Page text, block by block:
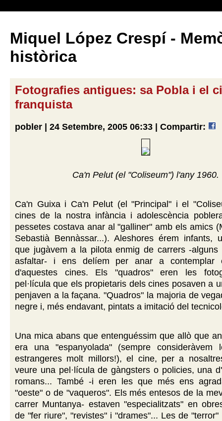
Miquel López Crespí -
històrica
Fotografies antigues: sa Pobla i el
franquista
pobler | 24 Setembre, 2005 06:33 | Compartir:
Ca'n Pelut (el "Coliseum") l'any 1960.
Ca'n Guixa i Ca'n Pelut (el "Principal" i el
cines de la nostra infància i adolescència
pessetes costava anar al "galliner" amb els amics
Sebastià Bennàssar...). Aleshores érem infants,
que jugàvem a la pilota enmig de carrers -alguns
asfaltar- i ens delíem per anar a contemplar
d'aquestes cines. Els "quadros" eren les
pel·lícula que els propietaris dels cines posaven a
penjaven a la façana. "Quadros" la majoria de
negre i, més endavant, pintats a imitació del
Una mica abans que entenguéssim que allò que
era una "espanyolada" (sempre consideràvem
estrangeres molt millors!), el cine, per a
veure una pel·lícula de gàngsters o policies, una
romans... També -i eren les que més ens
"oeste" o de "vaqueros". Els més entesos de la
carrer Muntanya- estaven "especialitzats" en
de "fer riure", "revistes" i "drames"... Les de "terror"